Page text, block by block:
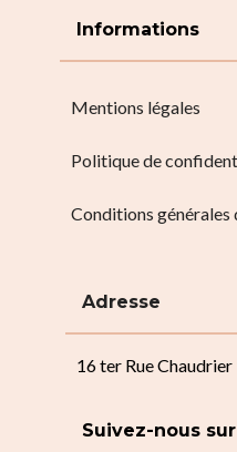
Informations
Mentions légales
Politique de
Conditions générales
Adresse
16 ter Rue
Suivez-nous